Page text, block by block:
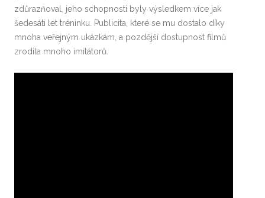
zdůrazňoval, jeho schopnosti byly výsledkem více jak
šedesáti let tréninku. Publicita, které se mu dostalo díky
mnoha veřejným ukázkám, a pozdější dostupnost filmů
zrodila mnoho imitátorů.